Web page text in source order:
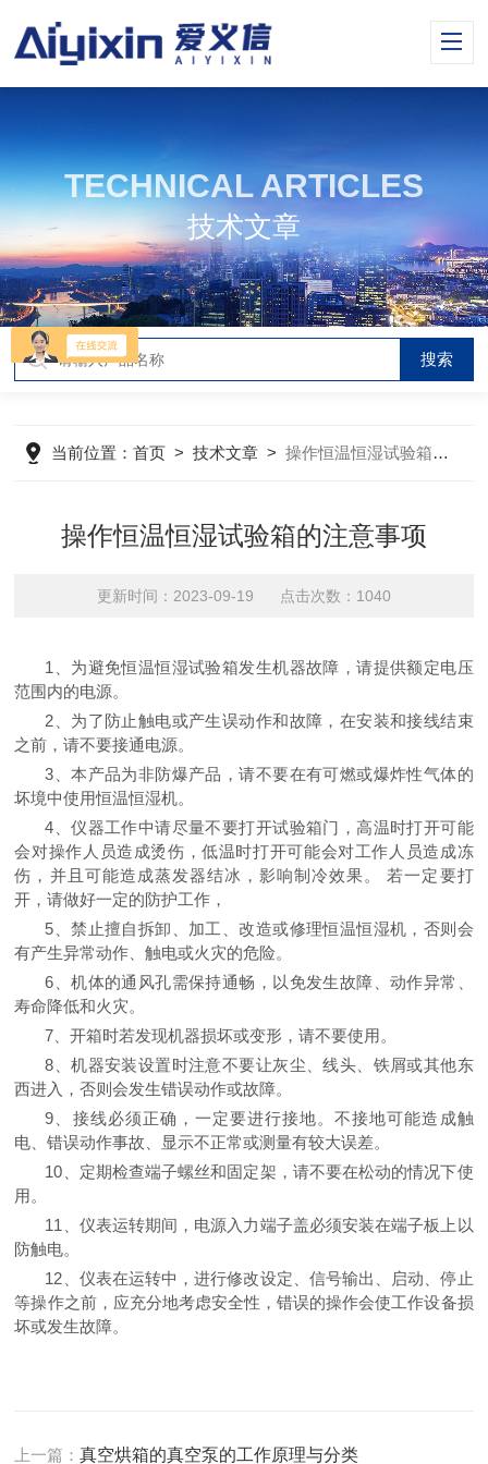
TECHNICAL ARTICLES
技术文章
当前位置：首页 >技术文章 >操作恒温恒湿试验箱的注意事项
操作恒温恒湿试验箱的注意事项
更新时间：2023-09-19 点击次数：1040
1、为避免恒温恒湿试验箱发生机器故障，请提供额定电压
范围内的电源。
2、为了防止触电或产生误动作和故障，在安装和接线结束
之前，请不要接通电源。
3、本产品为非防爆产品，请不要在有可燃或爆炸性气体的
坏境中使用恒温恒湿机。
4、仪器工作中请尽量不要打开试验箱门，高温时打开可能
会对操作人员造成烫伤，低温时打开可能会对工作人员造成冻
伤，并且可能造成蒸发器结冰，影响制冷效果。 若一定要打
开，请做好一定的防护工作，
5、禁止擅自拆卸、加工、改造或修理恒温恒湿机，否则会
有产生异常动作、触电或火灾的危险。
6、机体的通风孔需保持通畅，以免发生故障、动作异常、
寿命降低和火灾。
7、开箱时若发现机器损坏或变形，请不要使用。
8、机器安装设置时注意不要让灰尘、线头、铁屑或其他东
西进入，否则会发生错误动作或故障。
9、接线必须正确，一定要进行接地。不接地可能造成触
电、错误动作事故、显示不正常或测量有较大误差。
10、定期检查端子螺丝和固定架，请不要在松动的情况下使
用。
11、仪表运转期间，电源入力端子盖必须安装在端子板上以
防触电。
12、仪表在运转中，进行修改设定、信号输出、启动、停止
等操作之前，应充分地考虑安全性，错误的操作会使工作设备损
坏或发生故障。
上一篇：真空烘箱的真空泵的工作原理与分类